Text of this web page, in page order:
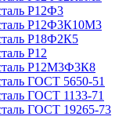
Р12Ф3
Р12Ф3К10М3
Р18Ф2К5
Р12
Р12М3Ф3К8
ГОСТ 5650-51
ГОСТ 1133-71
ГОСТ 19265-73